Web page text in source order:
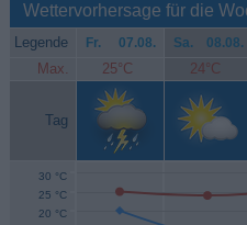
Wettervorhersage für die
Legende Fr. 07.08. Sa. 08.08.
Max. 25°C 24°C
Tag
20 °C
25 °C
30 °C